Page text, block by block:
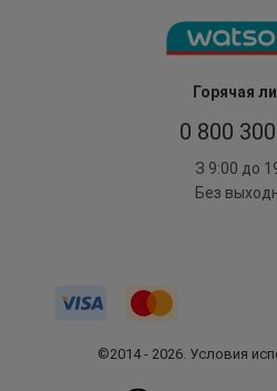
Горячая
0 800
З 9:00 до
Без
©2014 - 2026. Условия